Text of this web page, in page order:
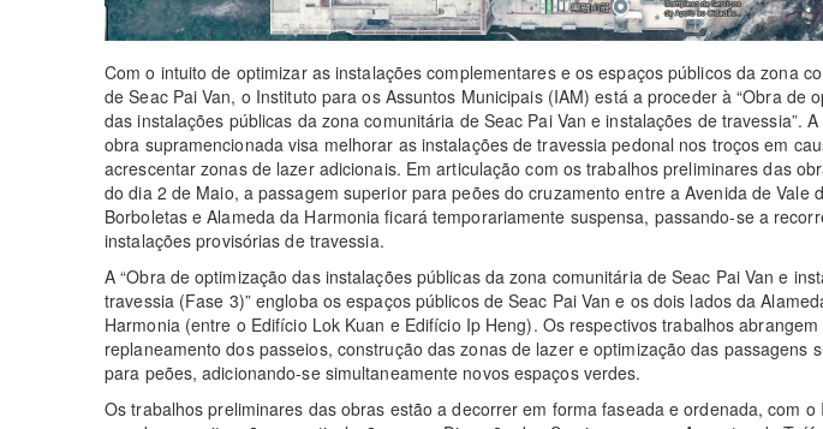
Com o intuito de optimizar as instalações complementares e os espaços públicos da zona
de Seac Pai Van, o Instituto para os Assuntos Municipais (IAM) está a proceder à “Obra de
das instalações públicas da zona comunitária de Seac Pai Van e instalações de travessia”. A
obra supramencionada visa melhorar as instalações de travessia pedonal nos troços em
acrescentar zonas de lazer adicionais. Em articulação com os trabalhos preliminares das
do dia 2 de Maio, a passagem superior para peões do cruzamento entre a Avenida de Vale
Borboletas e Alameda da Harmonia ficará temporariamente suspensa, passando-se a
instalações provisórias de travessia.
A “Obra de optimização das instalações públicas da zona comunitária de Seac Pai Van e
travessia (Fase 3)” engloba os espaços públicos de Seac Pai Van e os dois lados da
Harmonia (entre o Edifício Lok Kuan e Edifício Ip Heng). Os respectivos trabalhos abrangem
replaneamento dos passeios, construção das zonas de lazer e optimização das passagens
para peões, adicionando-se simultaneamente novos espaços verdes.
Os trabalhos preliminares das obras estão a decorrer em forma faseada e ordenada, com o